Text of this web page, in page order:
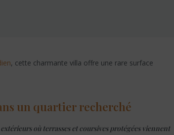
, cette charmante villa offre une rare surface
un quartier recherché
où terrasses et coursives protégées viennent